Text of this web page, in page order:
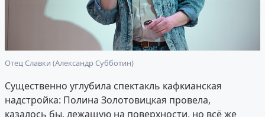
Отец Славки (Александр Субботин)
Существенно углубила спектакль кафкианская
надстройка: Полина Золотовицкая провела,
казалось бы, лежащую на поверхности, но всё же